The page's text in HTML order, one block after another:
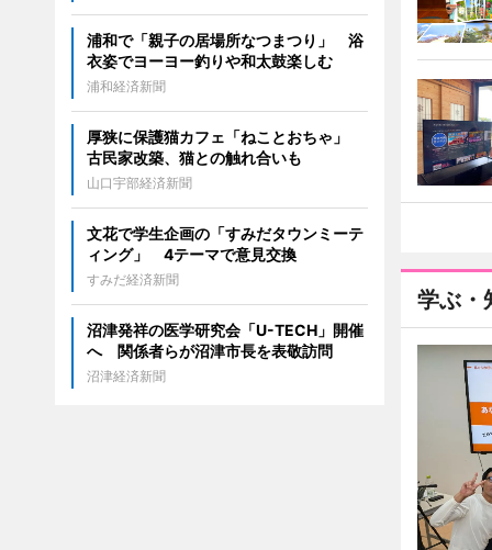
学ぶ・
浦和で「親子の居場所なつまつり」 浴
衣姿でヨーヨー釣りや和太鼓楽しむ
浦和経済新聞
厚狭に保護猫カフェ「ねことおちゃ」
古民家改築、猫との触れ合いも
山口宇部経済新聞
文花で学生企画の「すみだタウンミーテ
ィング」 4テーマで意見交換
すみだ経済新聞
沼津発祥の医学研究会「U-TECH」開催
へ 関係者らが沼津市長を表敬訪問
沼津経済新聞